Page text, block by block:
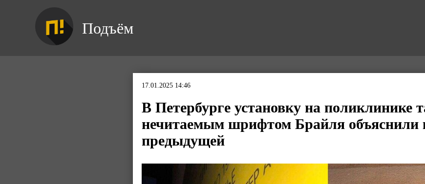
Подъём
17.01.2025 14:46
В Петербурге установку на поликлинике
нечитаемым шрифтом Брайля объяснили
предыдущей